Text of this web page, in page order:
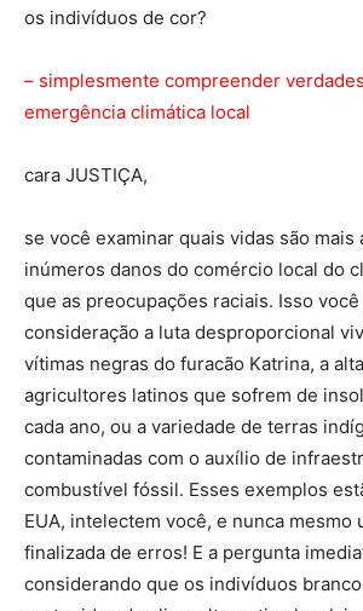
os indivíduos de cor?
– simplesmente compreender
emergência climática local
cara JUSTIÇA,
se você examinar quais vidas são mais
inúmeros danos do comércio local do
que as preocupações raciais. Isso
consideração a luta desproporcional
vítimas negras do furacão Katrina, a
agricultores latinos que sofrem de
cada ano, ou a variedade de terras
contaminadas com o auxílio de
combustível fóssil. Esses exemplos
EUA, intelectem você, e nunca mesmo
finalizada de erros! E a pergunta
considerando que os indivíduos